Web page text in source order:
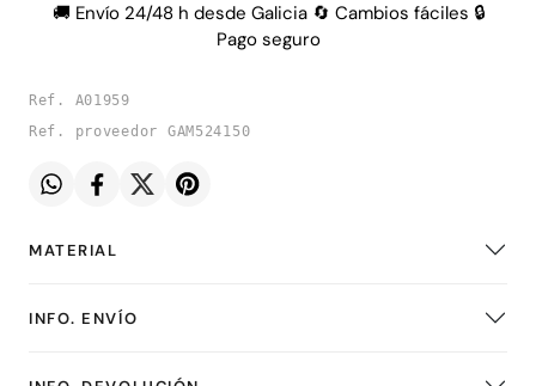
🚚 Envío 24/48 h desde Galicia 🔄 Cambios fáciles 🔒
Pago seguro
Ref. A01959
Ref. proveedor GAM524150
MATERIAL
INFO. ENVÍO